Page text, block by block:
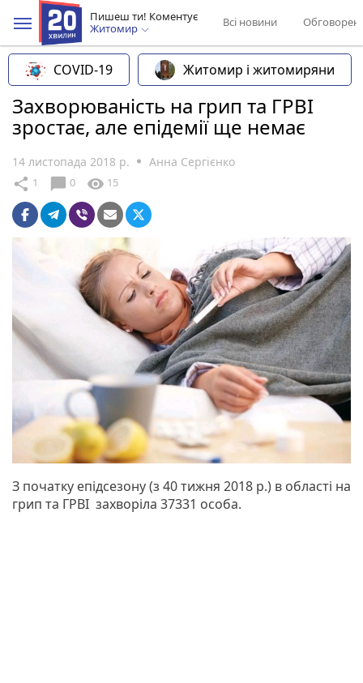
Пишеш ти! Коментує
Житомир
Всі новини
COVID-19 Житомир і житомиряни
Захворюваність на грип та ГРВІ
зростає, але епідемії ще немає
14 листопада 2018 р. Анна Сергієнко
share 1 chat_bubble 0 visibility 15
З початку епідсезону (з 40 тижня 2018 р.) в області на
грип та ГРВІ захворіла 37331 особа.